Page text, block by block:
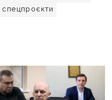
спецпроєкти